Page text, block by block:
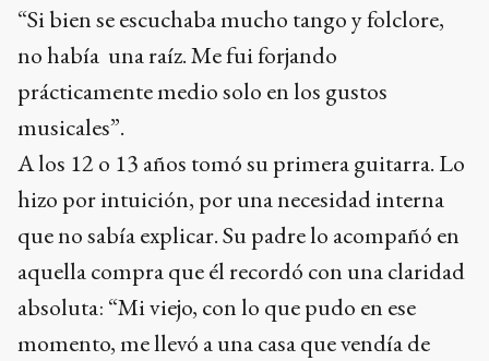
“Si bien se escuchaba mucho tango y folclore,
no había una raíz. Me fui forjando
prácticamente medio solo en los gustos
musicales”.
A los 12 o 13 años tomó su primera guitarra. Lo
hizo por intuición, por una necesidad interna
que no sabía explicar. Su padre lo acompañó en
aquella compra que él recordó con una claridad
absoluta: “Mi viejo, con lo que pudo en ese
momento, me llevó a una casa que vendía de